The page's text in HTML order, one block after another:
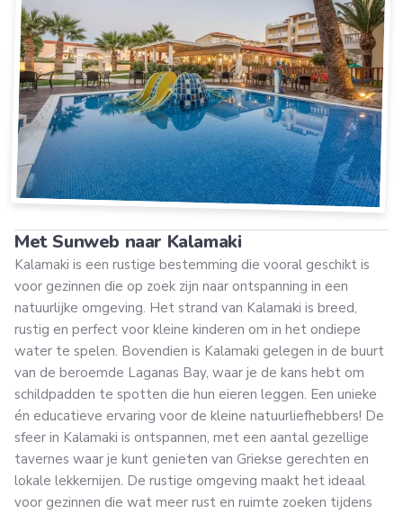
Met Sunweb naar Kalamaki
Kalamaki is een rustige bestemming die vooral geschikt is
voor gezinnen die op zoek zijn naar ontspanning in een
natuurlijke omgeving. Het strand van Kalamaki is breed,
rustig en perfect voor kleine kinderen om in het ondiepe
water te spelen. Bovendien is Kalamaki gelegen in de buurt
van de beroemde Laganas Bay, waar je de kans hebt om
schildpadden te spotten die hun eieren leggen. Een unieke
én educatieve ervaring voor de kleine natuurliefhebbers! De
sfeer in Kalamaki is ontspannen, met een aantal gezellige
tavernes waar je kunt genieten van Griekse gerechten en
lokale lekkernijen. De rustige omgeving maakt het ideaal
voor gezinnen die wat meer rust en ruimte zoeken tijdens